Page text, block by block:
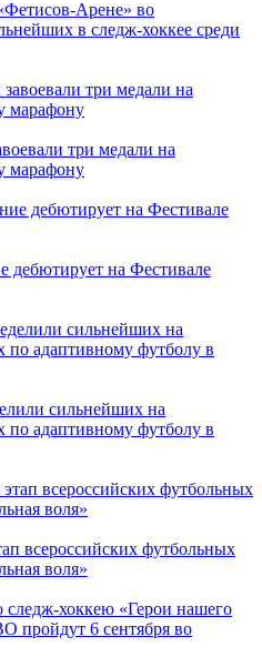
Арене» во
в следж-хоккее среди
три медали на
марафону
дебютирует на Фестивале
сильнейших на
по адаптивному футболу в
всероссийских футбольных
воля»